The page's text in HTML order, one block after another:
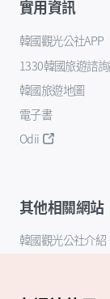
實用資訊
韓國觀光公社APP
1330韓國旅遊諮
韓國旅遊地圖
電子書
Odii
其他相關網站
韓國觀光公社介紹